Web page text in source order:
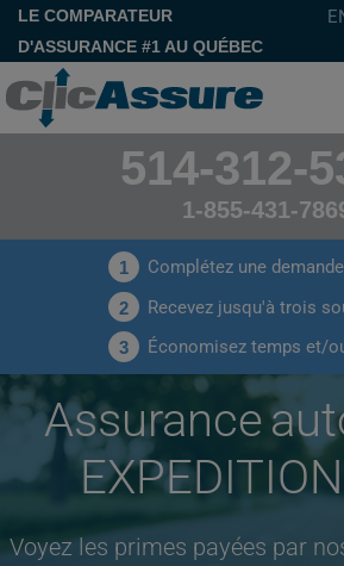
LE COMPARATEUR
D'ASSURANCE #1 AU QUÉBEC
514-312-
1-855-431-
1 Complétez une demande
2 Recevez jusqu'à trois
3 Économisez temps et/
Assurance
Voyez les primes payées par